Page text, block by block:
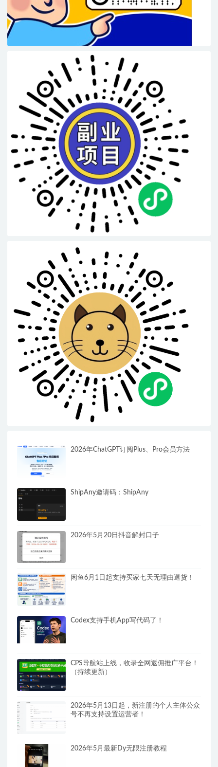
2026年ChatGPT订阅Plus、Pro会员方法
ShipAny邀请码：ShipAny
2026年5月20日抖音解封口子
闲鱼6月1日起支持买家七天无理由退货！
Codex支持手机App写代码了！
CPS导航站上线，收录全网返佣推广平台！
（持续更新）
2026年5月13日起，新注册的个人主体公众
号不再支持设置运营者！
2026年5月最新Dy无限注册教程